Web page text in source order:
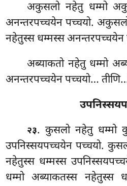
अकुसलो नहेतु धम्मो
अनन्तरपच्चयेन पच्चयो.
नहेतुस्स धम्मस्स अनन्तरपच्चयेन
अब्याकतो नहेतु धम्मो
अनन्तरपच्चयेन पच्चयो…
२३. कुसलो नहेतु धम्मो
उपनिस्सयपच्चयेन पच्चयो.
नहेतुस्स धम्मस्स
धम्मो अब्याकतस्स नहेतुस्स